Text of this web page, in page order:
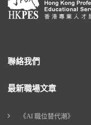
聯絡我們
最新職場文章
《AI 職位替代潮》